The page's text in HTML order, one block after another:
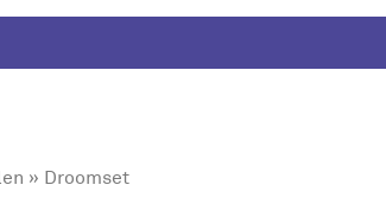
» Droomset